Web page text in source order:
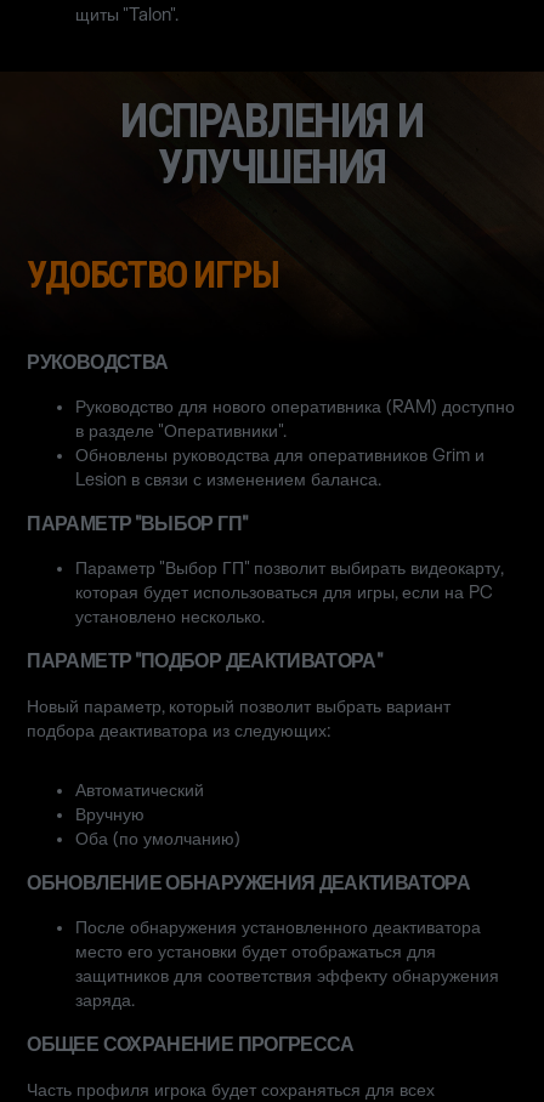
щиты "Talon".
ИСПРАВЛЕНИЯ И
УЛУЧШЕНИЯ
УДОБСТВО ИГРЫ
РУКОВОДСТВА
Руководство для нового оперативника (RAM) доступно
в разделе "Оперативники".
Обновлены руководства для оперативников Grim и
Lesion в связи с изменением баланса.
ПАРАМЕТР "ВЫБОР ГП"
Параметр "Выбор ГП" позволит выбирать видеокарту,
которая будет использоваться для игры, если на PC
установлено несколько.
ПАРАМЕТР "ПОДБОР ДЕАКТИВАТОРА"
Новый параметр, который позволит выбрать вариант
подбора деактиватора из следующих:
Автоматический
Вручную
Оба (по умолчанию)
ОБНОВЛЕНИЕ ОБНАРУЖЕНИЯ ДЕАКТИВАТОРА
После обнаружения установленного деактиватора
место его установки будет отображаться для
защитников для соответствия эффекту обнаружения
заряда.
ОБЩЕЕ СОХРАНЕНИЕ ПРОГРЕССА
Часть профиля игрока будет сохраняться для всех